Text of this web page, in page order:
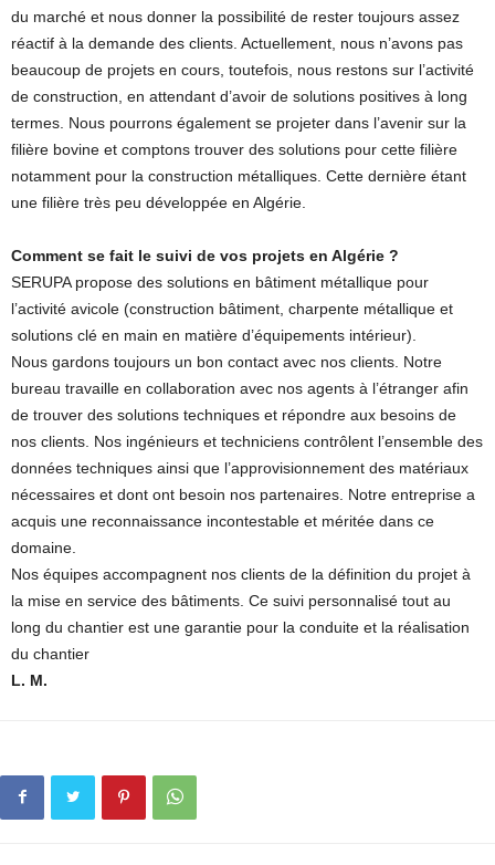
du marché et nous donner la possibilité de rester toujours assez
réactif à la demande des clients. Actuellement, nous n’avons pas
beaucoup de projets en cours, toutefois, nous restons sur l’activité
de construction, en attendant d’avoir de solutions positives à long
termes. Nous pourrons également se projeter dans l’avenir sur la
filière bovine et comptons trouver des solutions pour cette filière
notamment pour la construction métalliques. Cette dernière étant
une filière très peu développée en Algérie.
Comment se fait le suivi de vos projets en Algérie ?
SERUPA propose des solutions en bâtiment métallique pour
l’activité avicole (construction bâtiment, charpente métallique et
solutions clé en main en matière d’équipements intérieur).
Nous gardons toujours un bon contact avec nos clients. Notre
bureau travaille en collaboration avec nos agents à l’étranger afin
de trouver des solutions techniques et répondre aux besoins de
nos clients. Nos ingénieurs et techniciens contrôlent l’ensemble des
données techniques ainsi que l’approvisionnement des matériaux
nécessaires et dont ont besoin nos partenaires. Notre entreprise a
acquis une reconnaissance incontestable et méritée dans ce
domaine.
Nos équipes accompagnent nos clients de la définition du projet à
la mise en service des bâtiments. Ce suivi personnalisé tout au
long du chantier est une garantie pour la conduite et la réalisation
du chantier
L. M.